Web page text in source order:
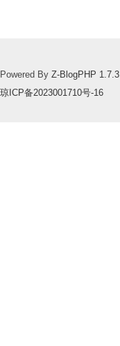
Powered By Z-BlogPHP 1.7.3
琼ICP备2023001710号-16